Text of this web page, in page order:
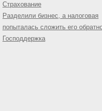
Страхование
Разделили бизнес, а налоговая
попыталась сложить его
Господдержка